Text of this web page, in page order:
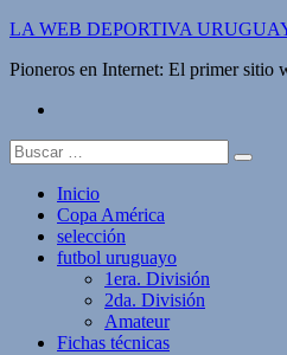
Saltar
contenido
LA WEB DEPORTIVA
Pioneros en Internet: El primer sitio
Buscar:
Inicio
Copa América
selección
futbol uruguayo
1era. División
2da. División
Amateur
Fichas técnicas